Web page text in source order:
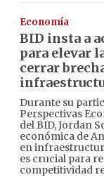
Economía
BID insta a
para elevar
cerrar
Durante su
Perspectivas
del BID, Jordan
económica de
en
es crucial para
competitividad